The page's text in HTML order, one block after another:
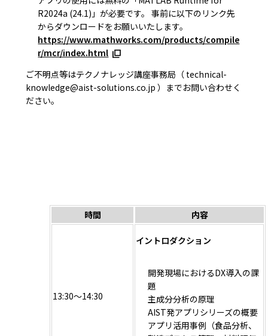
R2024a (24.1)」が必要です。 事前に以下のリンク先
からダウンロードをお願いいたします。
https://www.mathworks.com/products/compile
r/mcr/index.html
ご不明点等はテクノナレッジ講座事務局（ technical-
knowledge@aist-solutions.co.jp ）までお問い合わせく
ださい。
時間 内容
13:30～14:30
イントロダクション
開発現場におけるDX導入の課
題
主成分分析の原理
AIST発アプリシリーズの概要
アプリ活用事例（食品分析、